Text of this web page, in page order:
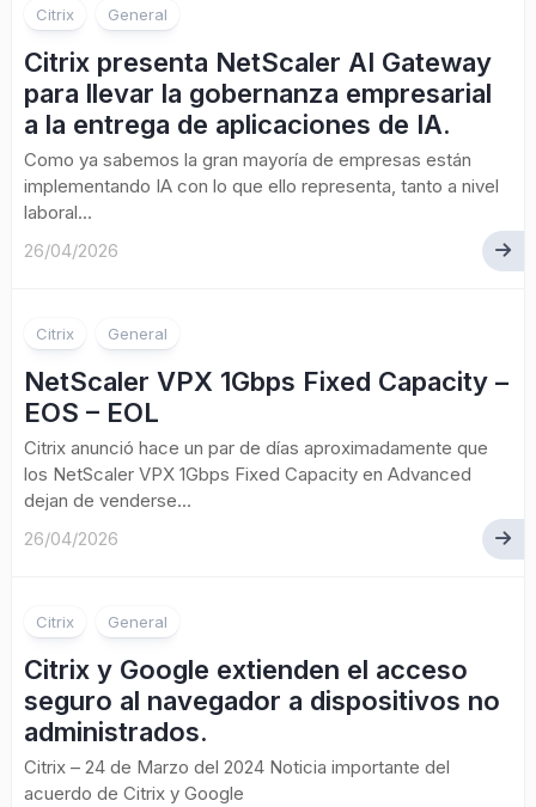
Citrix General
Citrix presenta NetScaler AI Gateway
para llevar la gobernanza empresarial
a la entrega de aplicaciones de IA.
Como ya sabemos la gran mayoría de empresas están
implementando IA con lo que ello representa, tanto a nivel
laboral...
26/04/2026
Citrix General
NetScaler VPX 1Gbps Fixed Capacity –
EOS – EOL
Citrix anunció hace un par de días aproximadamente que
los NetScaler VPX 1Gbps Fixed Capacity en Advanced
dejan de venderse...
26/04/2026
Citrix General
Citrix y Google extienden el acceso
seguro al navegador a dispositivos no
administrados.
Citrix – 24 de Marzo del 2024 Noticia importante del
acuerdo de Citrix y Google